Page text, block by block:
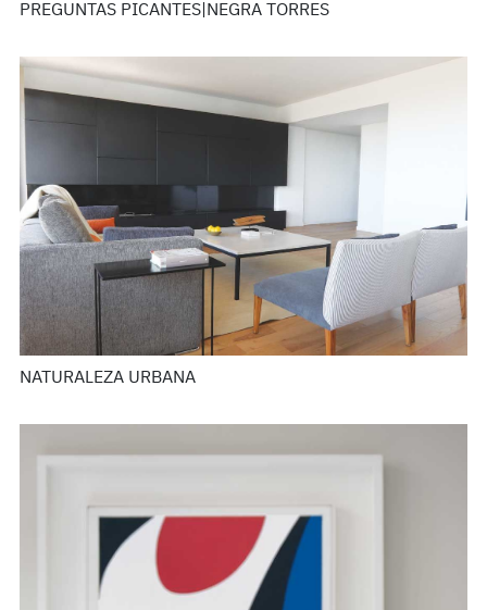
PREGUNTAS PICANTES|NEGRA TORRES
NATURALEZA URBANA